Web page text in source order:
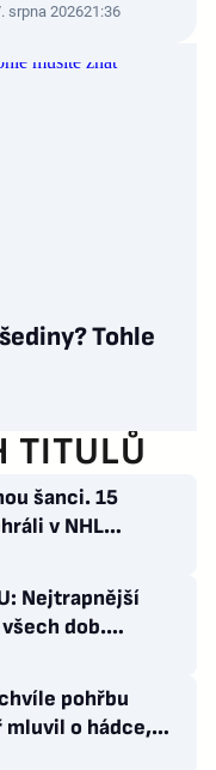
srpna 202621:36
Tohle
TITULŮ
šanci. 15
v NHL
Nejtrapnější
dob.
pohřbu
mluvil o hádce,
a přišla i Sára